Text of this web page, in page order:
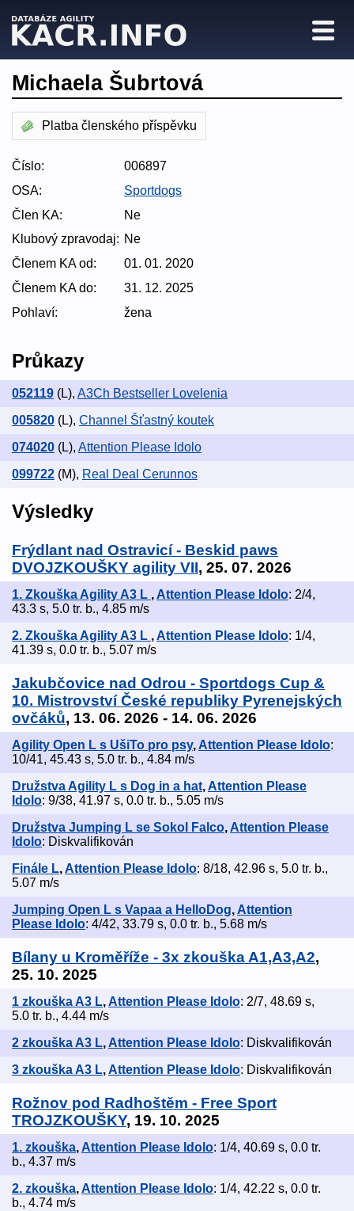
Michaela Šubrtová
Platba členského příspěvku
Číslo:
006897
OSA:
Sportdogs
Člen KA:
Ne
Klubový zpravodaj: Ne
Členem KA od:
01. 01. 2020
Členem KA do:
31. 12. 2025
Pohlaví:
žena
Průkazy
052119 (L), A3Ch Bestseller Lovelenia
005820 (L), Channel Šťastný koutek
074020 (L), Attention Please Idolo
099722 (M), Real Deal Cerunnos
Výsledky
Frýdlant nad Ostravicí - Beskid paws
DVOJZKOUŠKY agility VII, 25. 07. 2026
1. Zkouška Agility A3 L , Attention Please Idolo: 2/4,
43.3 s, 5.0 tr. b., 4.85 m/s
2. Zkouška Agility A3 L ,Attention Please Idolo: 1/4,
41.39 s, 0.0 tr. b., 5.07 m/s
Jakubčovice nad Odrou - Sportdogs Cup &
10. Mistrovství České republiky Pyrenejských
ovčáků, 13. 06. 2026 - 14. 06. 2026
Agility Open L s UšiTo pro psy, Attention Please Idolo:
10/41, 45.43 s, 5.0 tr. b., 4.84 m/s
Družstva Agility L s Dog in a hat,Attention Please
Idolo: 9/38, 41.97 s, 0.0 tr. b., 5.05 m/s
Družstva Jumping L se Sokol Falco, Attention Please
Idolo: Diskvalifikován
Finále L,Attention Please Idolo: 8/18, 42.96 s, 5.0 tr. b.,
5.07 m/s
Jumping Open L s Vapaa a HelloDog, Attention
Please Idolo: 4/42, 33.79 s, 0.0 tr. b., 5.68 m/s
Bílany u Kroměříže - 3x zkouška A1,A3,A2,
25. 10. 2025
1 zkouška A3 L,Attention Please Idolo: 2/7, 48.69 s,
5.0 tr. b., 4.44 m/s
2 zkouška A3 L, Attention Please Idolo: Diskvalifikován
3 zkouška A3 L,Attention Please Idolo: Diskvalifikován
Rožnov pod Radhoštěm - Free Sport
TROJZKOUŠKY, 19. 10. 2025
1. zkouška, Attention Please Idolo: 1/4, 40.69 s, 0.0 tr.
b., 4.37 m/s
2. zkouška,Attention Please Idolo: 1/4, 42.22 s, 0.0 tr.
b., 4.74 m/s